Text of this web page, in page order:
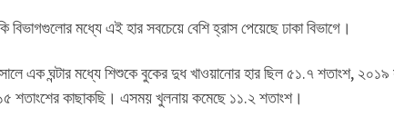
বিভাগগুলোর মধ্যে এই হার সবচেয়ে বেশি হ্রাস পেয়েছে ঢাকা বিভাগে।
এক ঘন্টার মধ্যে শিশুকে বুকের দুধ খাওয়ানোর হার ছিল ৫১.৭ শতাংশ,
শতাংশের কাছাকছি। এসময় খুলনায় কমেছে ১১.২ শতাংশ।